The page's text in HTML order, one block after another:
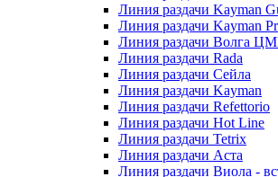
Линия раздачи Kayman
Линия раздачи Kayman
Линия раздачи Волга
Линия раздачи Rada
Линия раздачи Сейла
Линия раздачи Kayman
Линия раздачи Refettorio
Линия раздачи Hot Line
Линия раздачи Tetrix
Линия раздачи Аста
Линия раздачи Виола -